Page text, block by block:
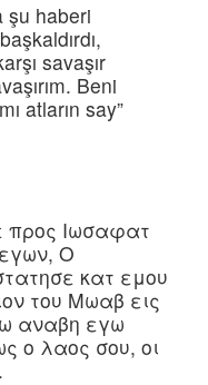
şu haberi
savaşır
Beni
atların say”
προς Ιωσαφατ
Ο
κατ εμου
του Μωαβ εις
αναβη εγω
ο λαος σου, οι